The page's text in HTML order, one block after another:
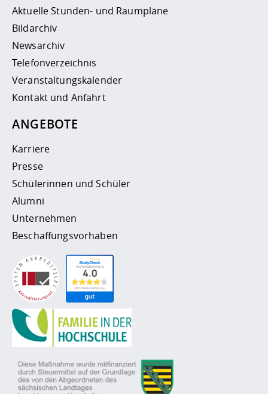
Aktuelle Stunden- und Raumpläne
Bildarchiv
Newsarchiv
Telefonverzeichnis
Veranstaltungskalender
Kontakt und Anfahrt
ANGEBOTE
Karriere
Presse
Schülerinnen und Schüler
Alumni
Unternehmen
Beschaffungsvorhaben